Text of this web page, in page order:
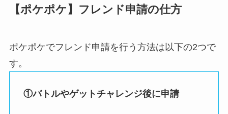
【ポケポケ】 フレンド申請の仕方
ポケポケでフレンド申請を行う方法は以下の2つで
す。
①バトルやゲットチャレンジ後に申請